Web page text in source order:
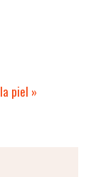
piel »